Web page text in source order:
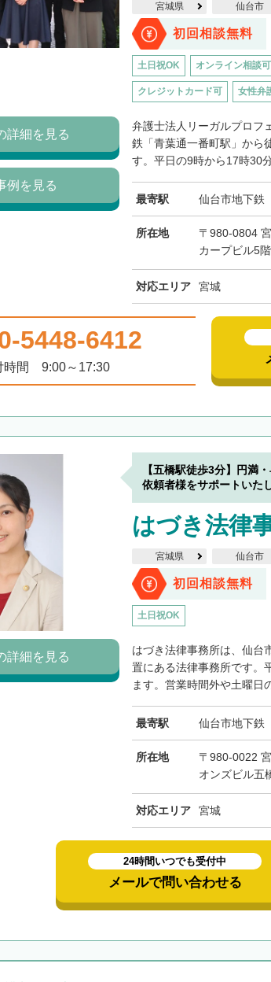
宮城県 仙台市
初回相談無料
土日祝OK オンライン相談可
クレジットカード可 女性弁
弁護士法人リーガルプロフ
鉄「青葉通一番町駅」から
す。平日の9時から17時30
最寄駅 仙台市地下鉄
所在地
〒980-0804
カープビル5階
対応エリア 宮城
詳細を見る
例を見る
5448-6412
時間 9:00～17:30
【五橋駅徒歩3分】円満
依頼者様をサポートいた
はづき法律
宮城県 仙台市
初回相談無料
土日祝OK
はづき法律事務所は、仙台
置にある法律事務所です。
ます。営業時間外や土曜日
最寄駅 仙台市地下鉄
所在地
〒980-0022
オンズビル五
対応エリア 宮城
詳細を見る
24時間いつでも受付中
メールで問い合わせる